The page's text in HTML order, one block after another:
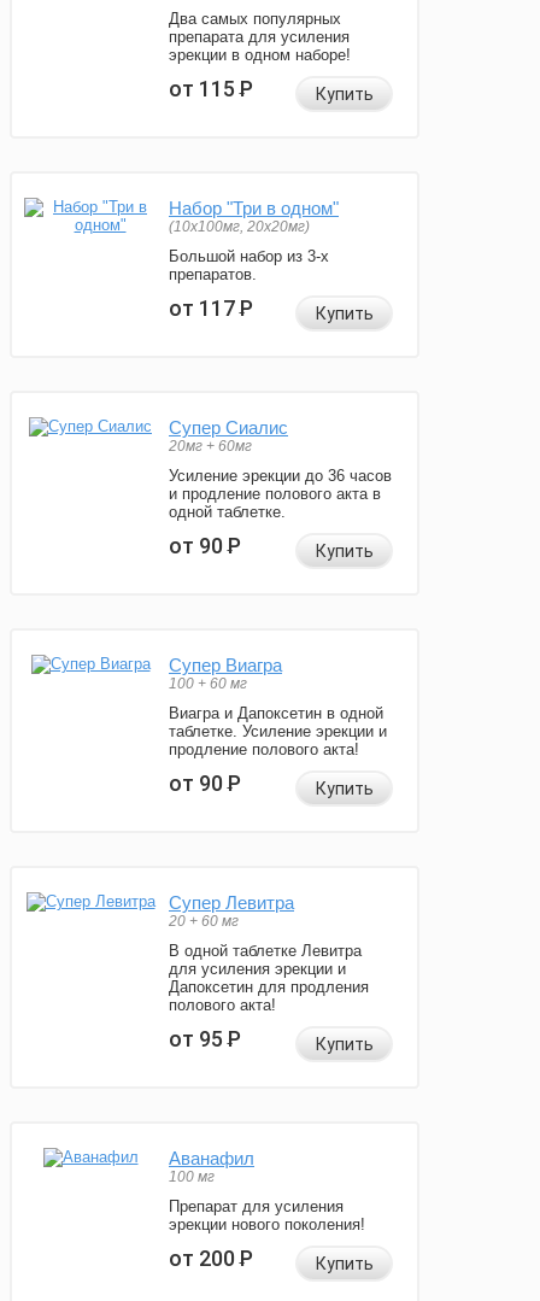
Два самых популярных
препарата для усиления
эрекции в одном наборе!
от 115Р Купить
Набор "Три в одном"
(10x100мг, 20x20мг)
Большой набор из 3-х
препаратов.
от 117Р Купить
Супер Сиалис
20мг + 60мг
Усиление эрекции до 36 часов
и продление полового акта в
одной таблетке.
от 90Р Купить
Супер Виагра
100 + 60 мг
Виагра и Дапоксетин в одной
таблетке. Усиление эрекции и
продление полового акта!
от 90Р Купить
Супер Левитра
20 + 60 мг
В одной таблетке Левитра
для усиления эрекции и
Дапоксетин для продления
полового акта!
от 95Р Купить
Аванафил
100 мг
Препарат для усиления
эрекции нового поколения!
от 200Р Купить